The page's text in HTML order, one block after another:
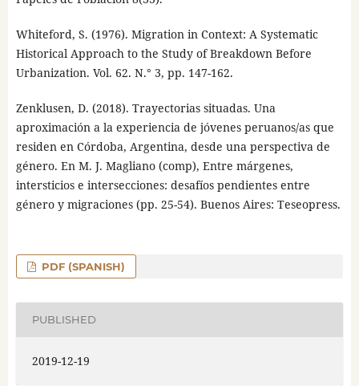
Whiteford, S. (1976). Migration in Context: A Systematic
Historical Approach to the Study of Breakdown Before
Urbanization. Vol. 62. N.° 3, pp. 147-162.
Zenklusen, D. (2018). Trayectorias situadas. Una
aproximación a la experiencia de jóvenes peruanos/as que
residen en Córdoba, Argentina, desde una perspectiva de
género. En M. J. Magliano (comp), Entre márgenes,
intersticios e intersecciones: desafíos pendientes entre
género y migraciones (pp. 25-54). Buenos Aires: Teseopress.
PDF (SPANISH)
PUBLISHED
2019-12-19